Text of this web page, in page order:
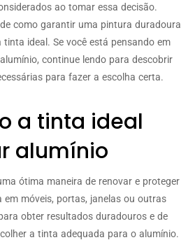
ao tomar essa decisão.
como garantir uma pintura duradoura
ideal. Se você está pensando em
continue lendo para descobrir
para fazer a escolha certa.
a tinta ideal
alumínio
ótima maneira de renovar e proteger
em móveis, portas, janelas ou outras
obter resultados duradouros e de
a tinta adequada para o alumínio.